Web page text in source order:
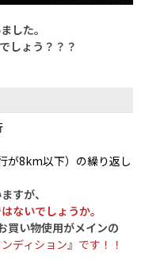
した。
しょう？？？
が8km以下）の繰り返し
すが、
ないでしょうか。
買い物使用がメインの
ンディション』です！！